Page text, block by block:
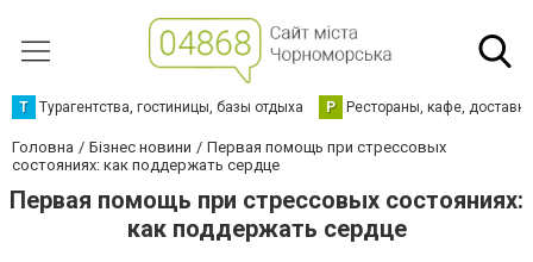
Т Турагентства, гостиницы, базы отдыха Р Рестораны, кафе,
Головна Бізнес новини
Первая помощь при стрессовых
состояниях: как поддержать сердце
Первая помощь при стрессовых состояниях:
как поддержать сердце